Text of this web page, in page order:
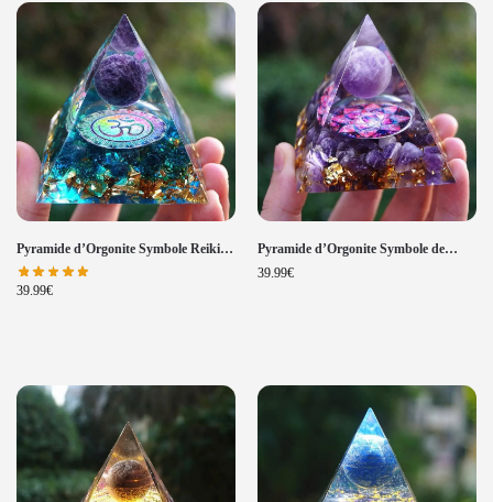
Pyramide d’Orgonite Symbole Reiki
OM Améthyste et Quartz Bleu
39.99€
Pyramide d’Orgonite Symbole de
Lotus Améthyste Chakra
39.99€